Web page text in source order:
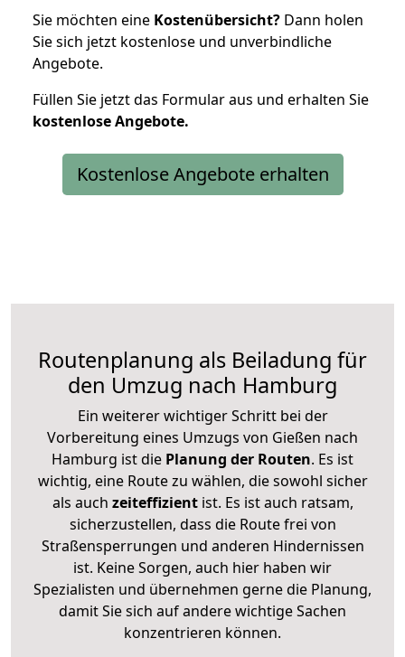
Sie möchten eine Kostenübersicht? Dann holen
Sie sich jetzt kostenlose und unverbindliche
Angebote.
Füllen Sie jetzt das Formular aus und erhalten Sie
kostenloseAngebote.
Kostenlose Angebote erhalten
Routenplanung als Beiladung für
den Umzug nach Hamburg
Ein weiterer wichtiger Schritt bei der
Vorbereitung eines Umzugs von Gießen nach
Hamburg ist die Planung der Routen. Es ist
wichtig, eine Route zu wählen, die sowohl sicher
als auch zeiteffizientist. Es ist auch ratsam,
sicherzustellen, dass die Route frei von
Straßensperrungen und anderen Hindernissen
ist. Keine Sorgen, auch hier haben wir
Spezialisten und übernehmen gerne die Planung,
damit Sie sich auf andere wichtige Sachen
konzentrieren können.